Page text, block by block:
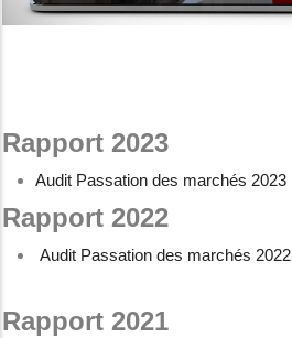
Rapport 2023
Audit Passation des marchés 2023
Rapport 2022
Audit Passation des marchés 2022
Rapport 2021